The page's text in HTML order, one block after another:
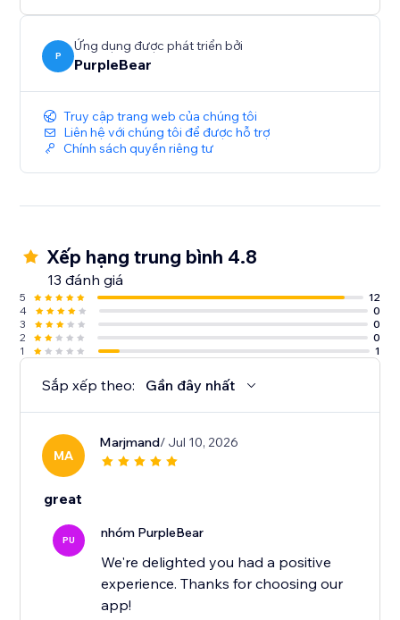
P
Ứng dụng được phát triển bởi
PurpleBear
Truy cập trang web của chúng tôi
Liên hệ với chúng tôi để được hỗ trợ
Chính sách quyền riêng tư
Xếp hạng trung bình 4.8
13 đánh giá
5
12
4
0
3
0
2
0
1
1
Sắp xếp theo: Gần đây nhất
MA
Marjmand/ Jul 10, 2026
great
PU nhóm PurpleBear
We're delighted you had a positive
experience. Thanks for choosing our
app!